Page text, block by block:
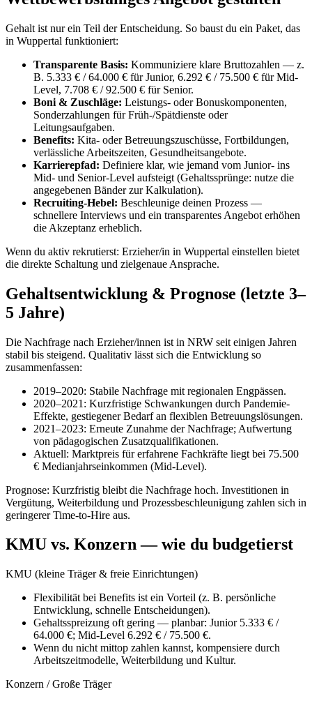
Gehalt ist nur ein Teil der Entscheidung. So baust du ein Paket, das
in Wuppertal funktioniert:
Transparente Basis: Kommuniziere klare Bruttozahlen — z.
B. 5.333 € / 64.000 € für Junior, 6.292 € / 75.500 € für Mid-
Level, 7.708 € / 92.500 € für Senior.
Boni & Zuschläge: Leistungs- oder Bonuskomponenten,
Sonderzahlungen für Früh-/Spätdienste oder
Leitungsaufgaben.
Benefits: Kita- oder Betreuungszuschüsse, Fortbildungen,
verlässliche Arbeitszeiten, Gesundheitsangebote.
Karrierepfad: Definiere klar, wie jemand vom Junior- ins
Mid- und Senior-Level aufsteigt (Gehaltssprünge: nutze die
angegebenen Bänder zur Kalkulation).
Recruiting-Hebel: Beschleunige deinen Prozess —
schnellere Interviews und ein transparentes Angebot erhöhen
die Akzeptanz erheblich.
Wenn du aktiv rekrutierst: Erzieher/in in Wuppertal einstellen bietet
die direkte Schaltung und zielgenaue Ansprache.
Gehaltsentwicklung & Prognose (letzte 3–
5 Jahre)
Die Nachfrage nach Erzieher/innen ist in NRW seit einigen Jahren
stabil bis steigend. Qualitativ lässt sich die Entwicklung so
zusammenfassen:
2019–2020: Stabile Nachfrage mit regionalen Engpässen.
2020–2021: Kurzfristige Schwankungen durch Pandemie-
Effekte, gestiegener Bedarf an flexiblen Betreuungslösungen.
2021–2023: Erneute Zunahme der Nachfrage; Aufwertung
von pädagogischen Zusatzqualifikationen.
Aktuell: Marktpreis für erfahrene Fachkräfte liegt bei 75.500
€ Medianjahrseinkommen (Mid-Level).
Prognose: Kurzfristig bleibt die Nachfrage hoch. Investitionen in
Vergütung, Weiterbildung und Prozessbeschleunigung zahlen sich in
geringerer Time-to-Hire aus.
KMU vs. Konzern — wie du budgetierst
KMU (kleine Träger & freie Einrichtungen)
Flexibilität bei Benefits ist ein Vorteil (z. B. persönliche
Entwicklung, schnelle Entscheidungen).
Gehaltsspreizung oft gering — planbar: Junior 5.333 € /
64.000 €; Mid-Level 6.292 € / 75.500 €.
Wenn du nicht mittop zahlen kannst, kompensiere durch
Arbeitszeitmodelle, Weiterbildung und Kultur.
Konzern / Große Träger